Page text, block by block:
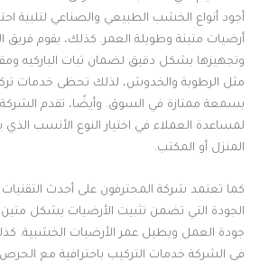
أجود أنواع الخشب الطبيعي والصناعي لتلبية
أرضيات متينة وطويلة العمر. كذلك، يقوم
وتجهيزها بشكل دقيق لضمان ثبات الباركيه
مثل الرطوبة والخدوش، لذلك تحظى خدمات
بسمعة ممتازة في السوق. وأيضًا، تقدم
لمساعدة العملاء في اختيار النوع الأنسب
المنزل أو المكتب.
كما تعتمد شركة المحترفون على أحدث التقنيات
الجودة التي تضمن تثبيت الأرضيات بشكل
جودة العمل ويطيل عمر الأرضيات الخشبية.
في الشركة خدمات التركيب باحترافية مع